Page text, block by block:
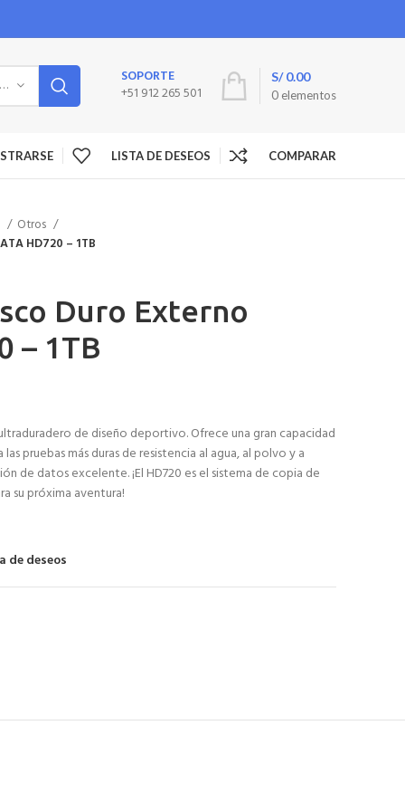
SELECCIONE LA CATEGORÍA
SOPORTE
+51 912 265 501
0 elementos
S/0.00
LISTA DE DESEOS COMPARAR
Otros
HD720 – 1TB
Duro Externo
– 1TB
de diseño deportivo. Ofrece una gran capacidad
pruebas más duras de resistencia al agua, al polvo y a
de datos excelente. ¡El HD720 es el sistema de copia de
su próxima aventura!
de deseos